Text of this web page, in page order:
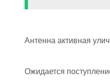
Антенна активная
Ожидается